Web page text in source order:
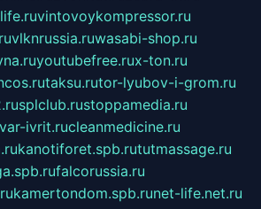
vintovoykompressor.ru
vlknrussia.ruwasabi-shop.ru
youtubefree.rux-ton.ru
taksu.rutor-lyubov-i-grom.ru
splclub.rustoppamedia.ru
ivrit.rucleanmedicine.ru
kanotiforet.spb.rututmassage.ru
falcorussia.ru
kamertondom.spb.runet-life.net.ru